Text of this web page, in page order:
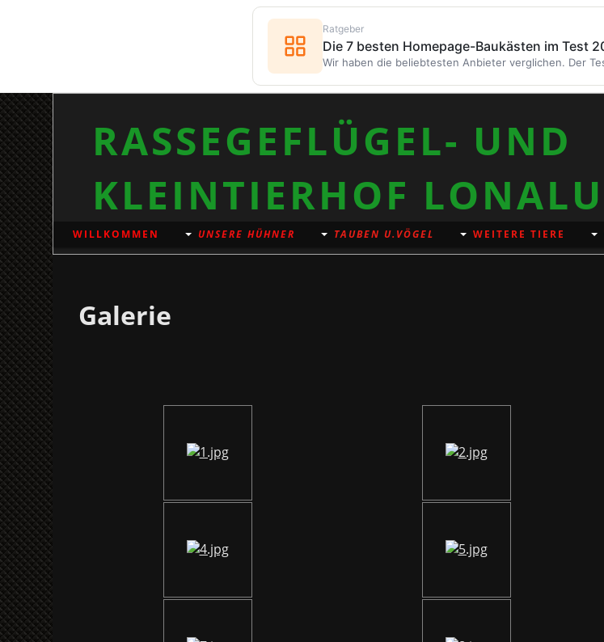
RASSEGEFLÜGEL- UND
KLEINTIERHOF LONALU
WILLKOMMEN UNSERE HÜHNER TAUBEN U.VÖGEL WEITERE TIERE
Galerie
Ratgeber
Die 7 besten Homepage-Baukästen im Test
Wir haben die beliebtesten Anbieter verglichen. Der